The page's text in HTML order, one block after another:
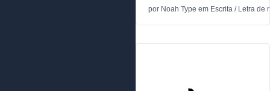
por Noah Type em Escrita / Letra de